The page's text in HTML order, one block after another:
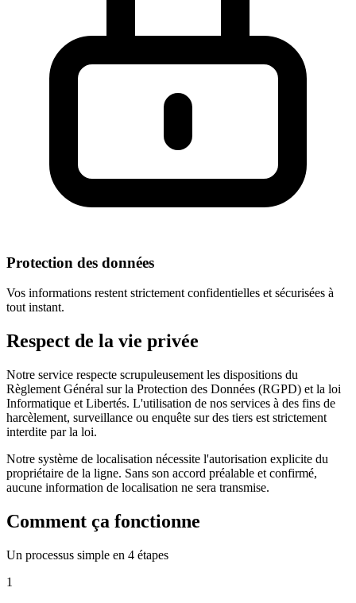
Protection des données
Vos informations restent strictement confidentielles et sécurisées à
tout instant.
Respect de la vie privée
Notre service respecte scrupuleusement les dispositions du
Règlement Général sur la Protection des Données (RGPD) et la loi
Informatique et Libertés. L'utilisation de nos services à des fins de
harcèlement, surveillance ou enquête sur des tiers est strictement
interdite par la loi.
Notre système de localisation nécessite l'autorisation explicite du
propriétaire de la ligne. Sans son accord préalable et confirmé,
aucune information de localisation ne sera transmise.
Comment ça fonctionne
Un processus simple en 4 étapes
1